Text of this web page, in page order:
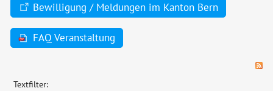
Bewilligung / Meldungen im Kanton Bern
FAQ Veranstaltung
Textfilter: